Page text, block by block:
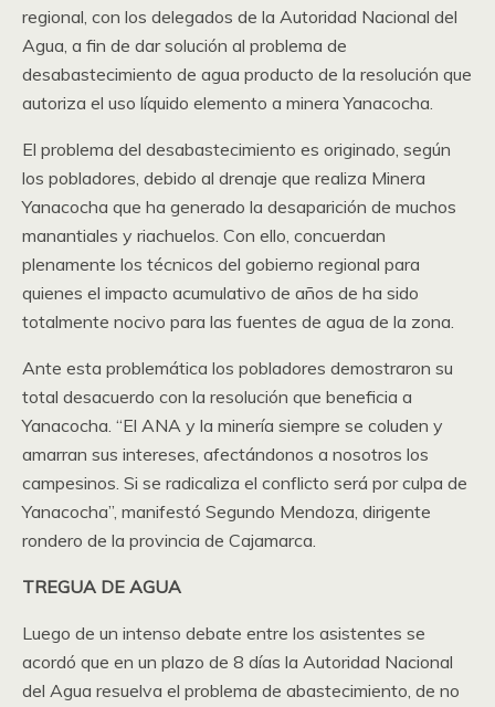
regional, con los delegados de la Autoridad Nacional del
Agua, a fin de dar solución al problema de
desabastecimiento de agua producto de la resolución que
autoriza el uso líquido elemento a minera Yanacocha.
El problema del desabastecimiento es originado, según
los pobladores, debido al drenaje que realiza Minera
Yanacocha que ha generado la desaparición de muchos
manantiales y riachuelos. Con ello, concuerdan
plenamente los técnicos del gobierno regional para
quienes el impacto acumulativo de años de ha sido
totalmente nocivo para las fuentes de agua de la zona.
Ante esta problemática los pobladores demostraron su
total desacuerdo con la resolución que beneficia a
Yanacocha. “El ANA y la minería siempre se coluden y
amarran sus intereses, afectándonos a nosotros los
campesinos. Si se radicaliza el conflicto será por culpa de
Yanacocha”, manifestó Segundo Mendoza, dirigente
rondero de la provincia de Cajamarca.
TREGUA DE AGUA
Luego de un intenso debate entre los asistentes se
acordó que en un plazo de 8 días la Autoridad Nacional
del Agua resuelva el problema de abastecimiento, de no